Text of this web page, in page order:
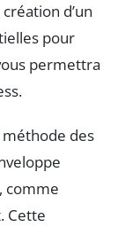
d’un
pour
permettra
des
comme
Cette